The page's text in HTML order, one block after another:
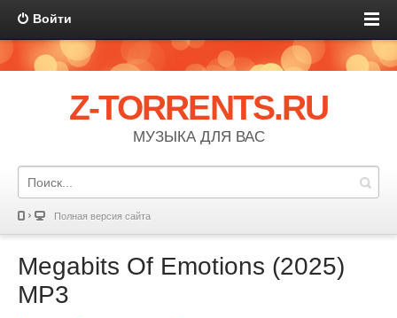
Войти
Z-TORRENTS.RU
МУЗЫКА ДЛЯ ВАС
Полная версия сайта
Megabits Of Emotions (2025)
MP3